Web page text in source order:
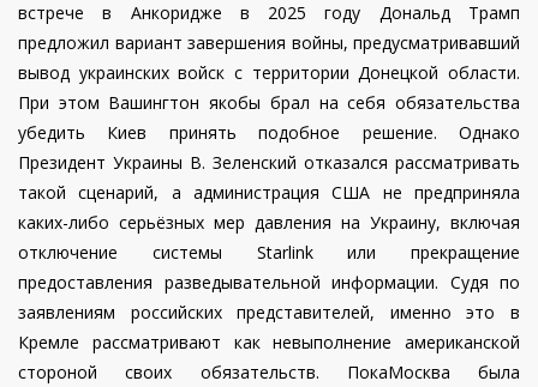
встрече в Анкоридже в 2025 году Дональд Трамп
предложил вариант завершения войны, предусматривавший
вывод украинских войск с территории Донецкой области.
При этом Вашингтон якобы брал на себя обязательства
убедить Киев принять подобное решение. Однако
Президент Украины В. Зеленский отказался рассматривать
такой сценарий, а администрация США не предприняла
каких-либо серьёзных мер давления на Украину, включая
отключение системы Starlink или прекращение
предоставления разведывательной информации. Судя по
заявлениям российских представителей, именно это в
Кремле рассматривают как невыполнение американской
стороной своих обязательств. ПокаМосква была